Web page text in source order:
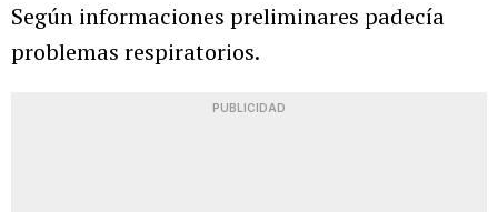
Según informaciones preliminares padecía
problemas respiratorios.
PUBLICIDAD